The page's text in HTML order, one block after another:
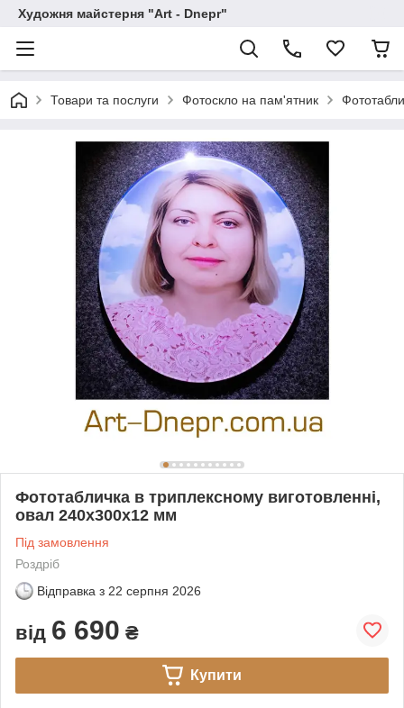
Художня майстерня "Art - Dnepr"
Товари та послуги Фотоскло на пам'ятник
Фототабличка в триплексному виготовленні,
овал 240х300х12 мм
Під замовлення
Роздріб
Відправка з 22 серпня 2026
від 6 690 ₴
Купити